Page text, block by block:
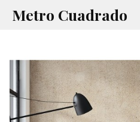
SaltarMetro Cuadrado